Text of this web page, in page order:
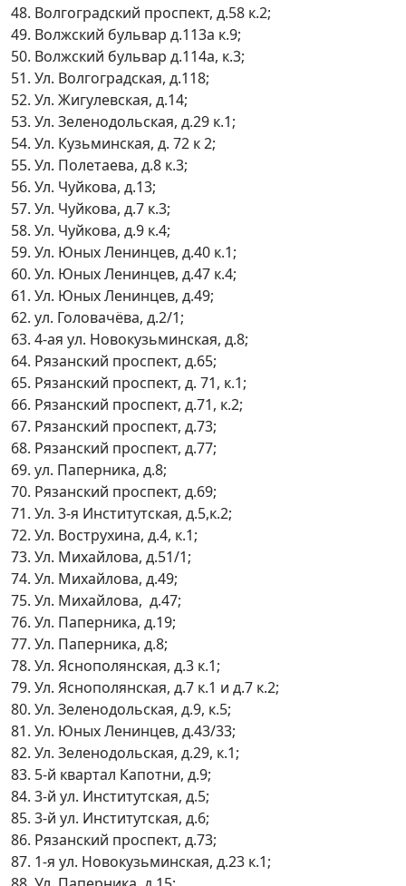
48. Волгоградский проспект, д.58 к.2;
49. Волжский бульвар д.113а к.9;
50. Волжский бульвар д.114а, к.3;
51. Ул. Волгоградская, д.118;
52. Ул. Жигулевская, д.14;
53. Ул. Зеленодольская, д.29 к.1;
54. Ул. Кузьминская, д. 72 к 2;
55. Ул. Полетаева, д.8 к.3;
56. Ул. Чуйкова, д.13;
57. Ул. Чуйкова, д.7 к.3;
58. Ул. Чуйкова, д.9 к.4;
59. Ул. Юных Ленинцев, д.40 к.1;
60. Ул. Юных Ленинцев, д.47 к.4;
61. Ул. Юных Ленинцев, д.49;
62. ул. Головачёва, д.2/1;
63. 4-ая ул. Новокузьминская, д.8;
64. Рязанский проспект, д.65;
65. Рязанский проспект, д. 71, к.1;
66. Рязанский проспект, д.71, к.2;
67. Рязанский проспект, д.73;
68. Рязанский проспект, д.77;
69. ул. Паперника, д.8;
70. Рязанский проспект, д.69;
71. Ул. 3-я Институтская, д.5,к.2;
72. Ул. Вострухина, д.4, к.1;
73. Ул. Михайлова, д.51/1;
74. Ул. Михайлова, д.49;
75. Ул. Михайлова, д.47;
76. Ул. Паперника, д.19;
77. Ул. Паперника, д.8;
78. Ул. Яснополянская, д.3 к.1;
79. Ул. Яснополянская, д.7 к.1 и д.7 к.2;
80. Ул. Зеленодольская, д.9, к.5;
81. Ул. Юных Ленинцев, д.43/33;
82. Ул. Зеленодольская, д.29, к.1;
83. 5-й квартал Капотни, д.9;
84. 3-й ул. Институтская, д.5;
85. 3-й ул. Институтская, д.6;
86. Рязанский проспект, д.73;
87. 1-я ул. Новокузьминская, д.23 к.1;